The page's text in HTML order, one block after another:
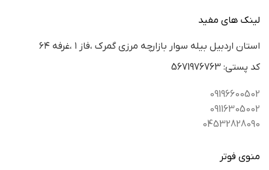
لینک های مفید
استان اردبيل بيله سوار بازارچه مرزي گمرك ،فاز ١ ،غرفه ٦٤
كد پستي: 5671976763
09196600502
09116305002
04532828090
منوی فوتر